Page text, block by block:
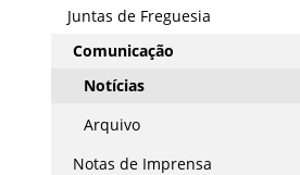
Juntas de Freguesia
Comunicação
Notícias
Arquivo
Notas de Imprensa